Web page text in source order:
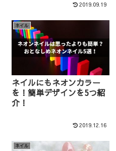
2019.09.19
ネイル
ネイルにもネオンカラー
を！簡単デザインを5つ紹
介！
2019.12.16
ネイル